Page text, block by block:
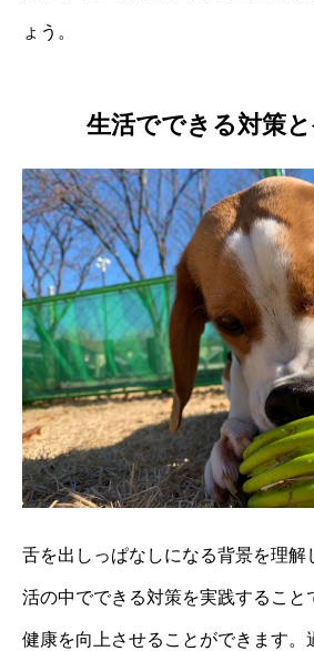
ょう。
生活でできる対策
舌を出しっぱなしになる背景を理解
活の中でできる対策を実践すること
健康を向上させることができます。